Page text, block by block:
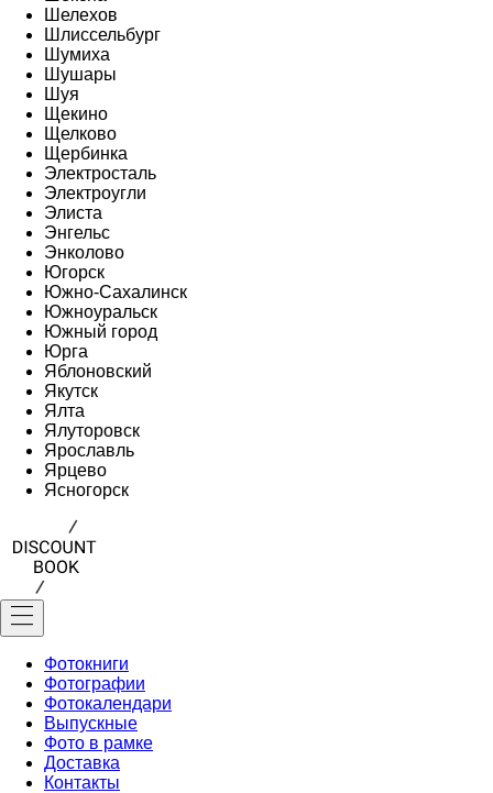
Шелехов
Шлиссельбург
Шумиха
Шушары
Шуя
Щекино
Щелково
Щербинка
Электросталь
Электроугли
Элиста
Энгельс
Энколово
Югорск
Южно-Сахалинск
Южноуральск
Южный город
Юрга
Яблоновский
Якутск
Ялта
Ялуторовск
Ярославль
Ярцево
Ясногорск
Фотокниги
Фотографии
Фотокалендари
Выпускные
Фото в рамке
Доставка
Контакты